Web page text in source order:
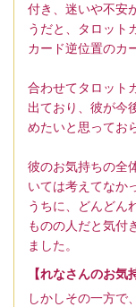
付き、迷いや不安
うだと、タロット
カード逆位置のカ
合わせてタロット
出ており、彼が今
めたいと思ってお
彼のお気持ちの全
いては考えてなか
うちに、どんどん
ものの人だと気付
ました。
【れなさんのお気
しかしその一方で